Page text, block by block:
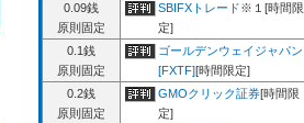
0.09銭
原則固定
SBIFXトレード※１[時間限
定]
0.1銭
原則固定
ゴールデンウェイジャパン
[FXTF][時間限定]
0.2銭
原則固定
GMOクリック証券[時間限
定]